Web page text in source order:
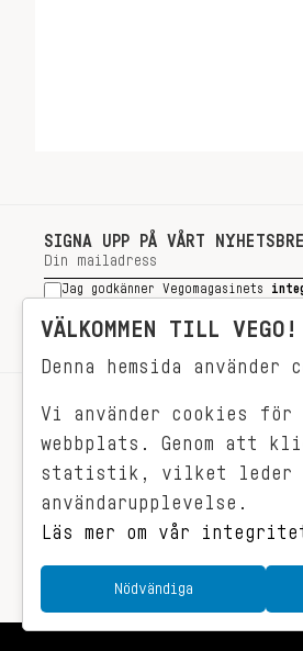
SIGNA UPP PÅ VÅRT
Jag godkänner Vegomagasinets
SIGNA UPP
himla enkelt för just dig att äta
vego. För vegomat är inte krångligt,
fantastiskt.
VÄLKOMMEN TILL VEGO!
Denna hemsida använder
Vi använder cookies
webbplats. Genom att
statistik, vilket leder
användarupplevelse.
Läs mer om vår
Nödvändiga